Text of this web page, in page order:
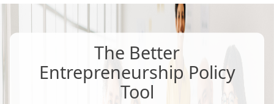
The Better
Entrepreneurship Policy
Tool